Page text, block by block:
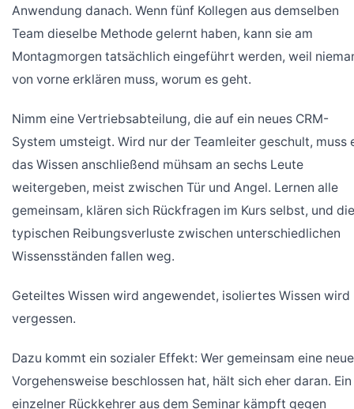
Anwendung danach. Wenn fünf Kollegen aus demselben
Team dieselbe Methode gelernt haben, kann sie am
Montagmorgen tatsächlich eingeführt werden, weil
von vorne erklären muss, worum es geht.
Nimm eine Vertriebsabteilung, die auf ein neues CRM-
System umsteigt. Wird nur der Teamleiter geschult, muss
das Wissen anschließend mühsam an sechs Leute
weitergeben, meist zwischen Tür und Angel. Lernen alle
gemeinsam, klären sich Rückfragen im Kurs selbst, und die
typischen Reibungsverluste zwischen unterschiedlichen
Wissensständen fallen weg.
Geteiltes Wissen wird angewendet, isoliertes Wissen wird
vergessen.
Dazu kommt ein sozialer Effekt: Wer gemeinsam eine neue
Vorgehensweise beschlossen hat, hält sich eher daran. Ein
einzelner Rückkehrer aus dem Seminar kämpft gegen